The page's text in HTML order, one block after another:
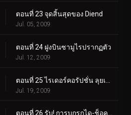
ตอนที่ 23 จุดสิ้นสุดของ Diend
Jul. 05, 2009
ตอนที่ 24 ฝูงบินซามูไรปรากฏตัว
Jul. 12, 2009
Jul. 19, 2009